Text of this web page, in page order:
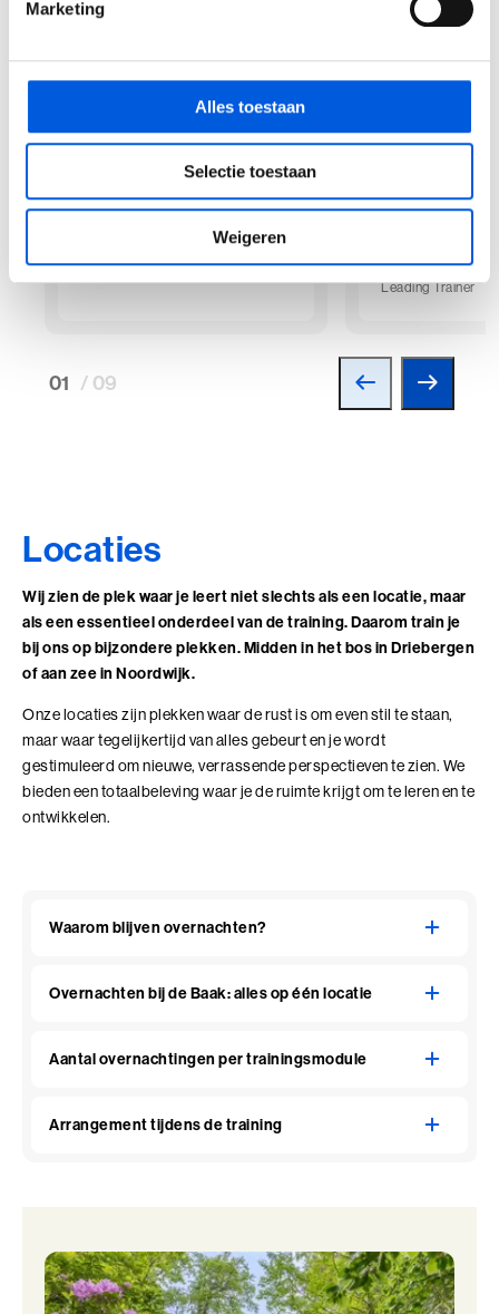
Marketing
Alles toestaan
Selectie toestaan
Weigeren
Trainer
Leading Trainer
01 / 09
Locaties
Wij zien de plek waar je leert niet slechts als een locatie, maar
als een essentieel onderdeel van de training. Daarom train je
bij ons op bijzondere plekken. Midden in het bos in Driebergen
of aan zee in Noordwijk.
Onze locaties zijn plekken waar de rust is om even stil te staan,
maar waar tegelijkertijd van alles gebeurt en je wordt
gestimuleerd om nieuwe, verrassende perspectieven te zien. We
bieden een totaalbeleving waar je de ruimte krijgt om te leren en te
ontwikkelen.
Waarom blijven overnachten?
Overnachten bij de Baak: alles op één locatie
Aantal overnachtingen per trainingsmodule
Arrangement tijdens de training